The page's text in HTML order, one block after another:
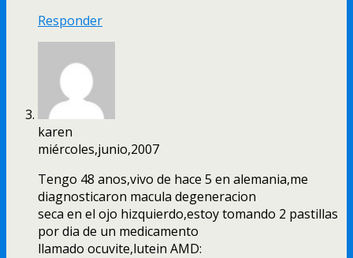
Responder
karen
miércoles,junio,2007
Tengo 48 anos,vivo de hace 5 en alemania,me
diagnosticaron macula degeneracion
seca en el ojo hizquierdo,estoy tomando 2 pastillas
por dia de un medicamento
llamado ocuvite,lutein AMD: